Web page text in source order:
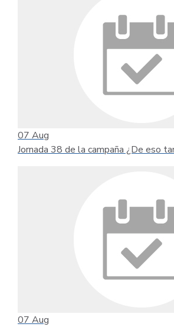
07 Aug
Jornada 38 de la campaña ¿De eso
07 Aug